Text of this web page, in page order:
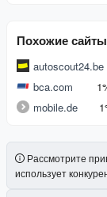
Похожие сайты
autoscout24.be
bca.com
mobile.de
Рассмотрите
использует